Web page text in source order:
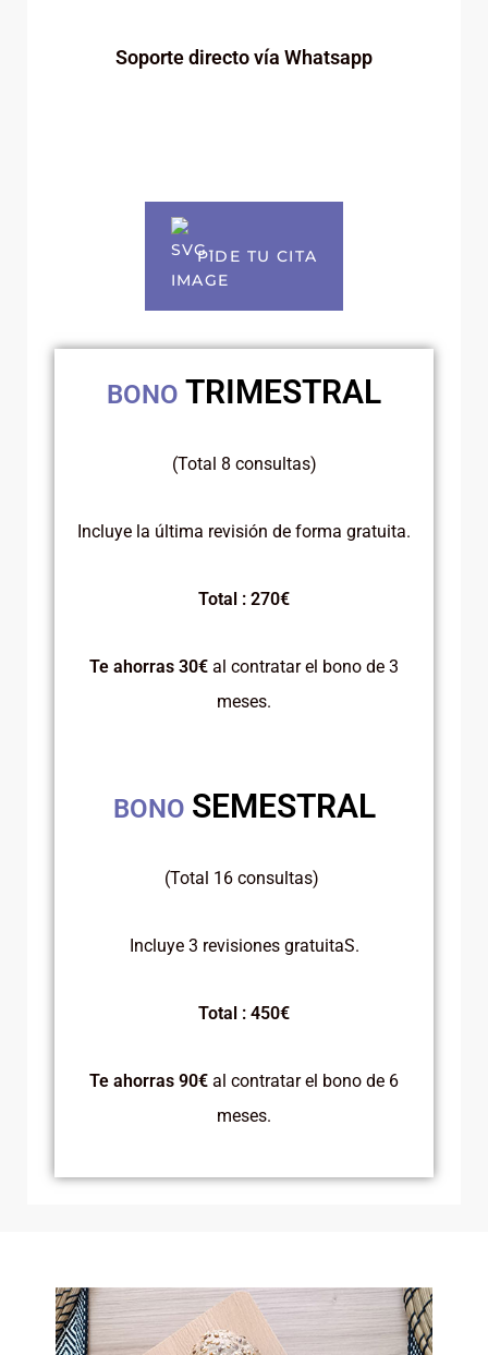
BONO TRIMESTRAL
(Total 8 consultas)
Incluye la última revisión de forma gratuita.
Total : 270€
Te ahorras 30€ al contratar el bono de 3
meses.
BONO SEMESTRAL
(Total 16 consultas)
Incluye 3 revisiones gratuitaS.
Total : 450€
Te ahorras 90€ al contratar el bono de 6
meses.
Soporte directo vía Whatsapp
PIDE TU CITA